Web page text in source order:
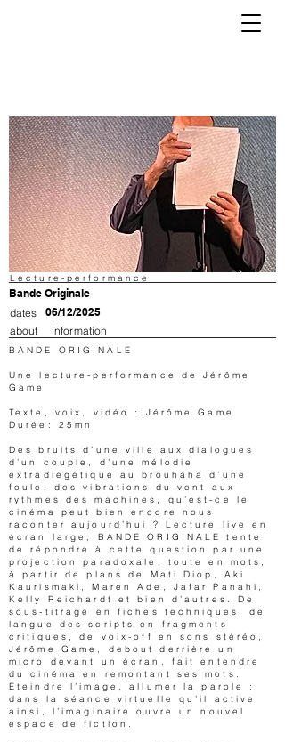
K
Lecture-performance
Bande Originale
06/12/2025
dates
about
information
BANDE ORIGINALE
Une lecture-performance de Jérôme
Game
Texte, voix, vidéo : Jérôme Game
Durée: 25mn
Des bruits d’une ville aux dialogues
d’un couple, d’une mélodie
extradiégétique au brouhaha d’une
foule, des vibrations du vent aux
rythmes des machines, qu’est-ce le
cinéma peut bien encore nous
raconter aujourd’hui ? Lecture live en
écran large, BANDE ORIGINALE tente
de répondre à cette question par une
projection paradoxale, toute en mots,
à partir de plans de Mati Diop, Aki
Kaurismaki, Maren Ade, Jafar Panahi,
Kelly Reichardt et bien d’autres. De
sous-titrage en fiches techniques, de
langue des scripts en fragments
critiques, de voix-off en sons stéréo,
Jérôme Game, debout derrière un
micro devant un écran, fait entendre
du cinéma en remontant ses mots.
Éteindre l’image, allumer la parole :
dans la séance virtuelle qu’il active
ainsi, l’imaginaire ouvre un nouvel
espace de fiction.